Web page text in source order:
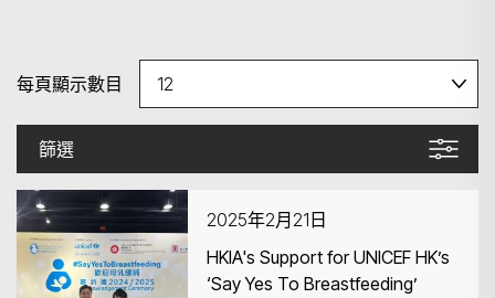
篩選
每頁顯示數目
2025年2月21日
HKIA's Support for UNICEF HK’s
‘Say Yes To Breastfeeding’